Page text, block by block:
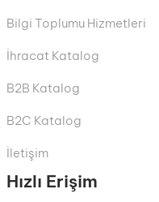
Bilgi Toplumu Hizmetleri
İhracat Katalog
B2B Katalog
B2C Katalog
İletişim
Hızlı Erişim